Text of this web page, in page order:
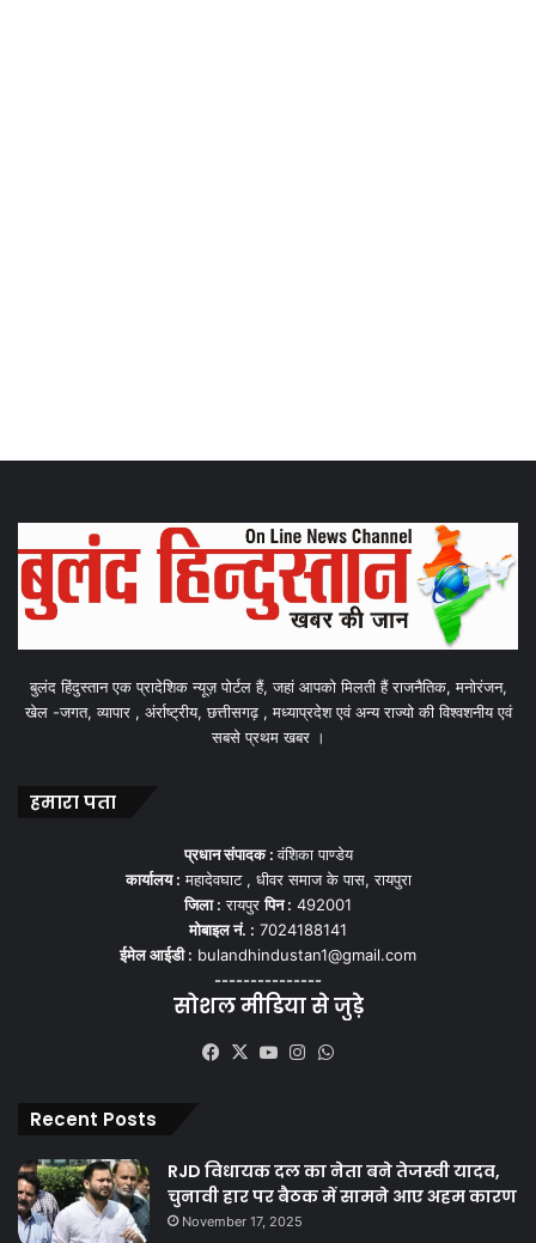
बुलंद हिंदुस्तान एक प्रादेशिक न्यूज़ पोर्टल हैं, जहां आपको मिलती हैं राजनैतिक, मनोरंजन,
खेल -जगत, व्यापार , अंर्राष्ट्रीय, छत्तीसगढ़ , मध्याप्रदेश एवं अन्य राज्यो की विश्वशनीय एवं
सबसे प्रथम खबर ।
हमारा पता
प्रधान संपादक :वंशिका पाण्डेय
कार्यालय : महादेवघाट , धीवर समाज के पास, रायपुरा
जिला : रायपुरपिन : 492001
मोबाइल नं. : 7024188141
ईमेल आईडी : bulandhindustan1@gmail.com
---------------
सोशल मीडिया से जुड़े
Facebook
X YouTubeInstagram
Recent Posts
RJD विधायक दल का नेता बने तेजस्वी यादव,
चुनावी हार पर बैठक में सामने आए अहम कारण
November 17, 2025